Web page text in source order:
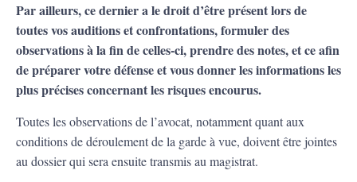
Par ailleurs, ce dernier a le droit d’être présent lors de
toutes vos auditions et confrontations, formuler des
observations à la fin de celles-ci, prendre des notes, et ce afin
de préparer votre défense et vous donner les informations les
plus précises concernant les risques encourus.
Toutes les observations de l’avocat, notamment quant aux
conditions de déroulement de la garde à vue, doivent être jointes
au dossier qui sera ensuite transmis au magistrat.